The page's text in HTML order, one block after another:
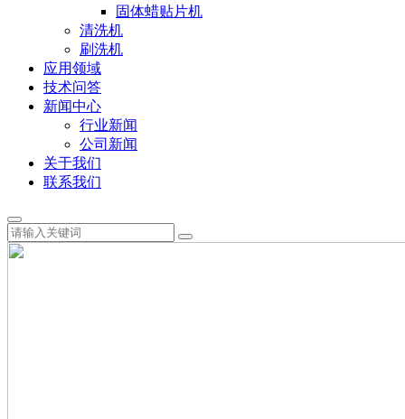
固体蜡贴片机
清洗机
刷洗机
应用领域
技术问答
新闻中心
行业新闻
公司新闻
关于我们
联系我们